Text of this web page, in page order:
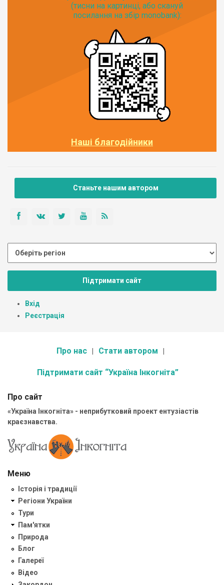
(тисни на картинці, або скануй
посилання на збір monobank):
Наші благодійники
Станьте нашим автором
Підтримати сайт
Вхід
Реєстрація
Про нас Стати автором
Підтримати сайт “Україна Інкогніта”
Про сайт
«Україна Інкогніта» - неприбутковий проект ентузіастів
краєзнавства.
Меню
Історія і традиції
Регіони України
Тури
Пам'ятки
Природа
Блог
Галереї
Відео